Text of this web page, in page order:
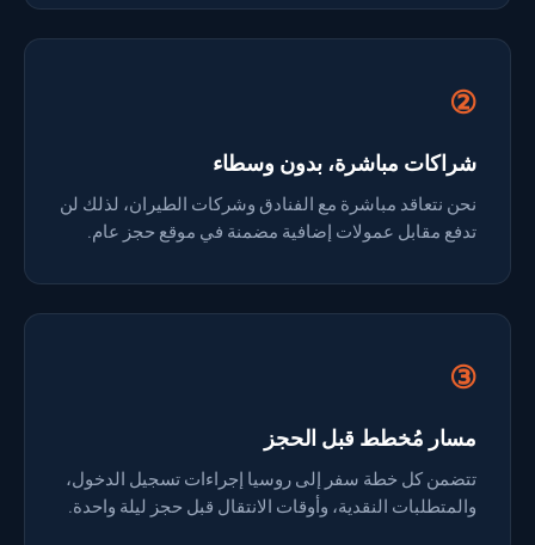
②
شراكات مباشرة، بدون وسطاء
نحن نتعاقد مباشرة مع الفنادق وشركات الطيران، لذلك لن
تدفع مقابل عمولات إضافية مضمنة في موقع حجز عام.
③
مسار مُخطط قبل الحجز
تتضمن كل خطة سفر إلى روسيا إجراءات تسجيل الدخول،
والمتطلبات النقدية، وأوقات الانتقال قبل حجز ليلة واحدة.